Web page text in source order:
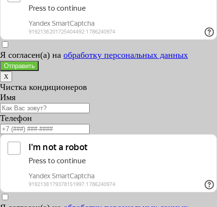
Я согласен(а) на обработку персональных данных
Отправить
X
Чистка кондиционеров
Имя
Телефон